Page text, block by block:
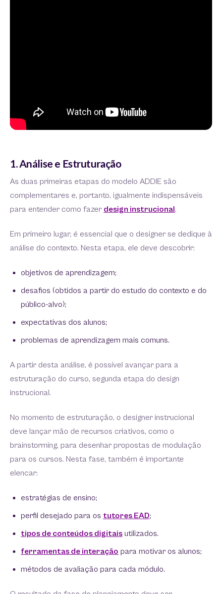
1. Análise e Estruturação
As duas primeiras etapas do modelo ADDIE são
complementares e, portanto, igualmente indispensáveis
para entender como fazer design instrucional.
Em primeiro lugar, é essencial que o designer se dedique à
análise do contexto. Nesta etapa, ele deve descobrir:
objetivos de aprendizagem;
desafios (obtidos a partir do estudo do contexto e do
público-alvo);
expectativas dos alunos;
problemas de aprendizagem mais comuns.
A partir desta análise, é possível avançar para a
estruturação do curso, segunda etapa do design
instrucional.
No momento de estruturação, o designer instrucional
deve lançar mão de recursos criativos, como o
brainstorming, para desenhar propostas de modulação
para os cursos. Nesta fase, também é importante
elencar:
estratégias de ensino;
perfil desejado para os tutores EAD;
tipos de conteúdos digitais utilizados.
ferramentas de interação para motivar os alunos;
métodos de avaliação para cada módulo.